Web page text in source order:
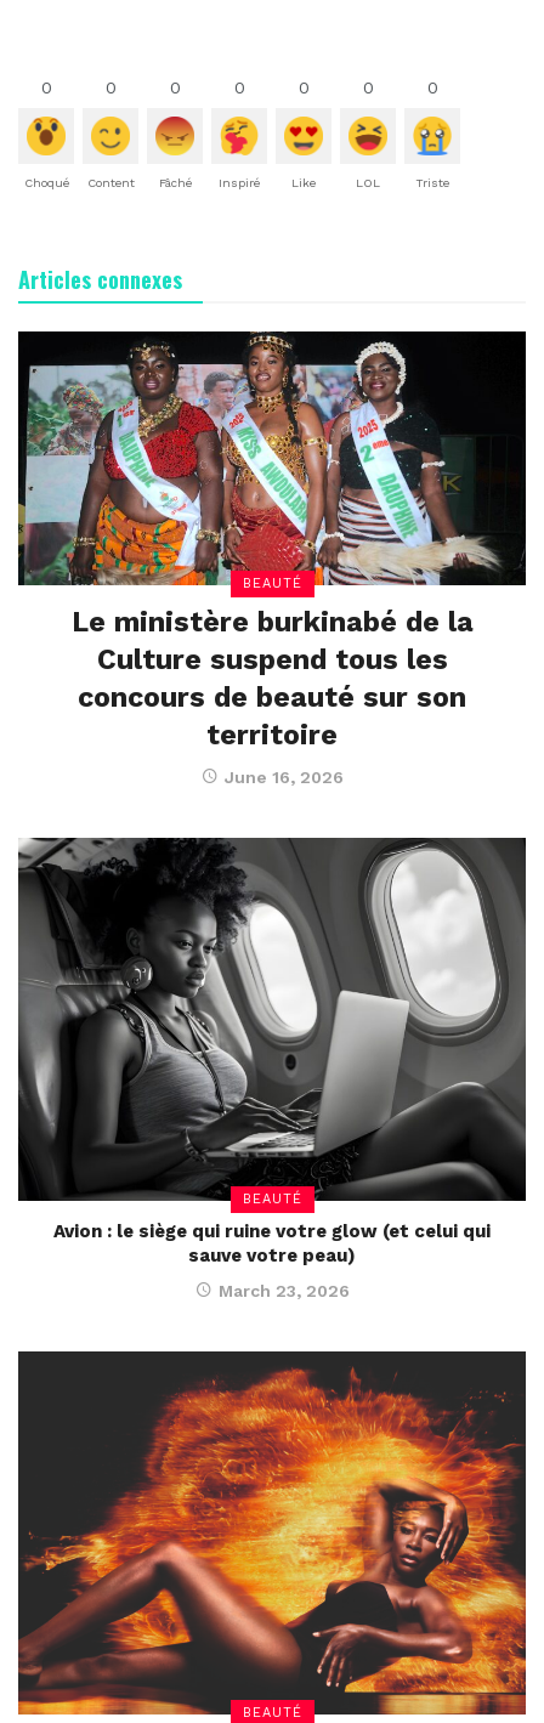
0
Choqué
0
Content
0
Fâché
0
Inspiré
0
Like
0
LOL
0
Triste
Articles connexes
BEAUTÉ
Le ministère burkinabé de la
Culture suspend tous les
concours de beauté sur son
territoire
June 16, 2026
BEAUTÉ
Avion : le siège qui ruine votre glow (et celui qui
sauve votre peau)
March 23, 2026
BEAUTÉ